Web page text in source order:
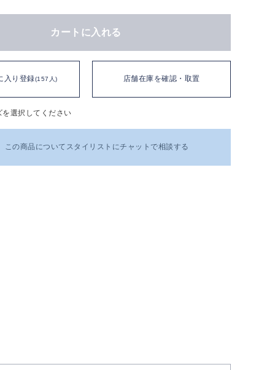
カートに入れる
入り登録(157人) 店舗在庫を確認・取置
選択してください
この商品についてスタイリストにチャットで相談する